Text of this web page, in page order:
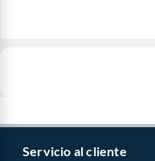
Servicio al cliente